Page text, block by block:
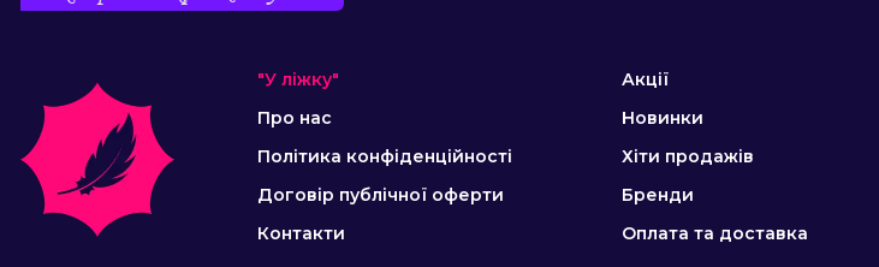
"У ліжку"
Про нас
Політика конфіденційності
Договір публічної оферти
Контакти
Акції
Новинки
Хіти продажів
Бренди
Оплата та доставка